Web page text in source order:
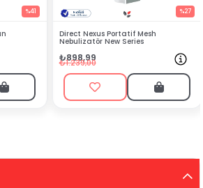
%27
Portatif Mesh Direct Nexus Portatif
Nebulizatör Yedek